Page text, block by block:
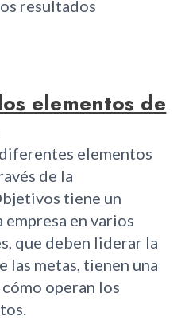
resultados
elementos de
elementos
de la
tiene un
en varios
que deben liderar la
las metas, tienen una
operan los